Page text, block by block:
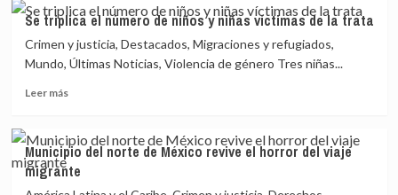
Policías
regionales
detenidos
en
por
migrantes
Se triplica el número de niños y niñas víctimas de la trata
Crimen y justicia, Destacados, Migraciones y refugiados,
Mundo, Últimas Noticias, Violencia de género Tres niñas...
Leer másLeer
Se
triplica
el
número
Municipio del norte de México revive el horror del viaje
migrante